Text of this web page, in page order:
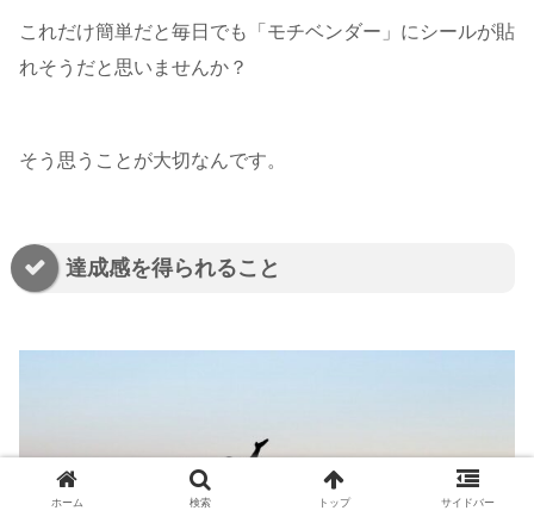
これだけ簡単だと毎日でも「モチベンダー」にシールが貼
れそうだと思いませんか？
そう思うことが大切なんです。
達成感を得られること
ホーム 検索 トップ サイドバー